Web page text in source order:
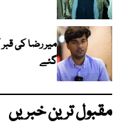
میر رضا کی
گئے
مقبول ترین خبریں